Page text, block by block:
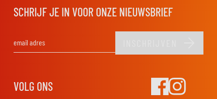
SCHRIJF JE IN VOOR ONZE NIEUWSBRIEF
VOLG ONS